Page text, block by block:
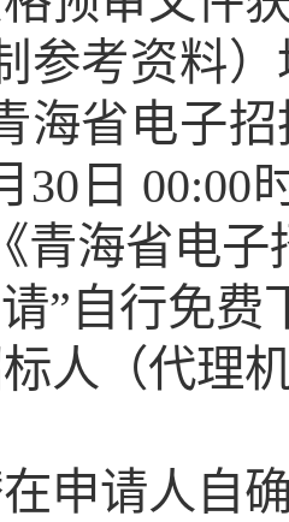
参考资料
海省电子
30日 00:00
青海省电
”自行免费
人（代理
申请人自